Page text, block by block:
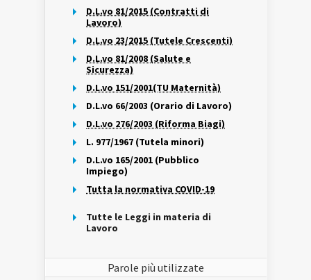
D.L.vo 81/2015 (Contratti di
Lavoro)
D.L.vo 23/2015 (Tutele Crescenti)
D.L.vo 81/2008 (Salute e
Sicurezza)
D.L.vo 151/2001(TU Maternità)
D.L.vo 66/2003 (Orario di Lavoro)
D.L.vo 276/2003 (Riforma Biagi)
L. 977/1967 (Tutela minori)
D.L.vo 165/2001 (Pubblico
Impiego)
Tutta la normativa COVID-19
Tutte le Leggi in materia di
Lavoro
Parole più utilizzate